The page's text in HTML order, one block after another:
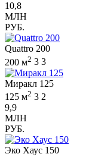
10,8
МЛН
РУБ.
Quattro 200
200 м2 3 3
Миракл 125
125 м2 3 2
9,9
МЛН
РУБ.
Эко Хаус 150